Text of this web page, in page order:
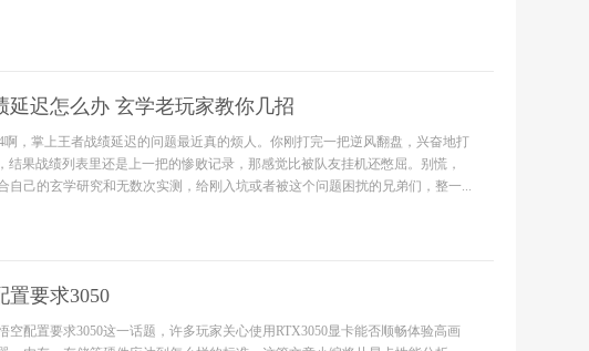
延迟怎么办 玄学老玩家教你几招
啊，掌上王者战绩延迟的问题最近真的烦人。你刚打完一把逆风翻盘，兴奋地打
结果战绩列表里还是上一把的惨败记录，那感觉比被队友挂机还憋屈。别慌，
自己的玄学研究和无数次实测，给刚入坑或者被这个问题困扰的兄弟们，整一...
置要求3050
空配置要求3050这一话题，许多玩家关心使用RTX3050显卡能否顺畅体验高画